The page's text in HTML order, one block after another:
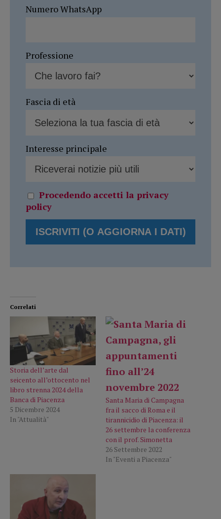
Numero WhatsApp
Professione
Fascia di età
Interesse principale
Procedendo accetti la privacy
policy
Correlati
Storia dell’arte dal
seicento all’ottocento nel
libro strenna 2024 della
Banca di Piacenza
5 Dicembre 2024
In "Attualità"
Santa Maria di Campagna
fra il sacco di Roma e il
tirannicidio di Piacenza: il
26 settembre la conferenza
con il prof. Simonetta
26 Settembre 2022
In "Eventi a Piacenza"